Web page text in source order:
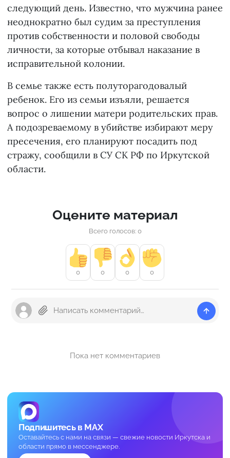
следующий день. Известно, что мужчина ранее
неоднократно был судим за преступления
против собственности и половой свободы
личности, за которые отбывал наказание в
исправительной колонии.
В семье также есть полуторагодовалый
ребенок. Его из семьи изъяли, решается
вопрос о лишении матери родительских прав.
А подозреваемому в убийстве избирают меру
пресечения, его планируют посадить под
стражу, сообщили в СУ СК РФ по Иркутской
области.
Оцените материал
Всего голосов: 0
0 0 0 0
Пока нет комментариев
Подпишитесь в MAX
Оставайтесь с нами на связи — свежие новости Иркутска и
области прямо в мессенджере.